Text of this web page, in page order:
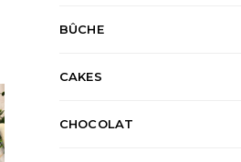
BÛCHE
CAKES
CHOCOLAT